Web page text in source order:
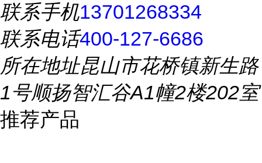
联系手机13701268334
联系电话400-127-6686
所在地址昆山市花桥镇新生路
1号顺扬智汇谷A1幢2楼202室
推荐产品